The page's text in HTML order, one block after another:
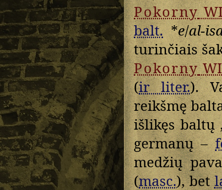
Pokorny
balt.*e/al-
turinčiais
Pokorny
(ir liter.).
reikšmę
išlikęs baltų
germanų –
medžių
(masc.), bet